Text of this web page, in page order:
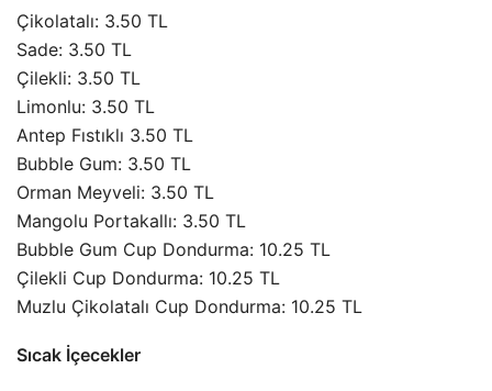
Çikolatalı: 3.50 TL
Sade: 3.50 TL
Çilekli: 3.50 TL
Limonlu: 3.50 TL
Antep Fıstıklı 3.50 TL
Bubble Gum: 3.50 TL
Orman Meyveli: 3.50 TL
Mangolu Portakallı: 3.50 TL
Bubble Gum Cup Dondurma: 10.25 TL
Çilekli Cup Dondurma: 10.25 TL
Muzlu Çikolatalı Cup Dondurma: 10.25 TL
Sıcak İçecekler